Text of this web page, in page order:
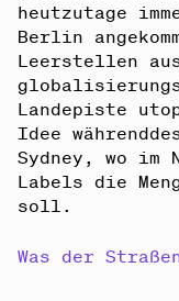
heutzutage
Berlin
Leerstellen
Landepiste
Idee
Sydney, wo im
Labels die
soll.
Was der